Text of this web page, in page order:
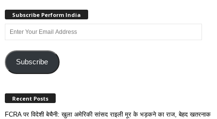
Subscribe Perform India
Enter
Your
Email
AddressSubscribe
Recent Posts
FCRA पर विदेशी बेचैनी: खुला अमेरिकी सांसद राइली मूर के भड़कने का राज, बेहद खतरनाक